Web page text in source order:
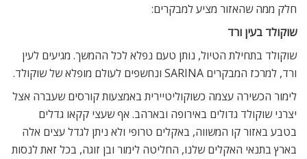
חלק ממה שהאזור מציע למבקרים:
שוקולד בעין ורד
שוקולד בתחילת הטיול, נותן טעם נפלא לכל ההמשך. מגיעים לעין
ורד, למרכז המבקרים SARINA ונחשפים לעולם מופלא של שוקולד.
לימור הכשירה עצמה כשוקוליטיירית באמצעות קורסים שעברה אצל
יצרני שוקולד גדולים באירופה ובארהב. אף שעצי קקאו גדלים
בטבע באזור קו המשווה, באקלים טרופי ולא ניתן לגדל עצים אלה
בארץ בתנאי האקלים שלנו, החליטה לימור ובן זוגה, בכל זאת לנסות